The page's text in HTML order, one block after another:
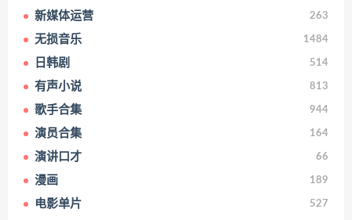
新媒体运营 263
无损音乐 1484
日韩剧 514
有声小说 813
歌手合集 944
演员合集 164
演讲口才 66
漫画 189
电影单片 527